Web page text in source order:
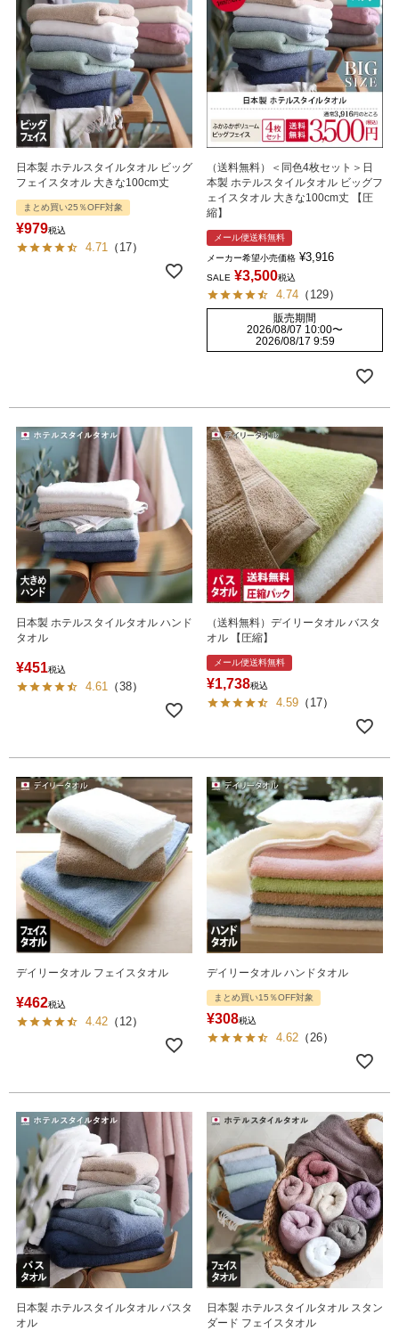
日本製 ホテルスタイルタオル ビッグ
フェイスタオル 大きな100cm丈
まとめ買い25％OFF対象
¥979税込
4.71 （ 17）
（送料無料）＜同色4枚セット＞日
本製 ホテルスタイルタオル ビッグフ
ェイスタオル 大きな100cm丈 【圧
縮】
メール便送料無料
メーカー希望小売価格 ¥3,916
SALE ¥3,500税込
4.74 （ 129）
販売期間
2026/08/07 10:00〜
2026/08/17 9:59
日本製 ホテルスタイルタオル ハンド
タオル
¥451税込
4.61 （38）
（送料無料）デイリータオル バスタ
オル 【圧縮】
メール便送料無料
¥1,738税込
4.59 （ 17）
デイリータオル フェイスタオル
¥462税込
4.42 （ 12）
デイリータオル ハンドタオル
まとめ買い15％OFF対象
¥308税込
4.62 （26）
日本製 ホテルスタイルタオル バスタ
オル
日本製 ホテルスタイルタオル スタン
ダード フェイスタオル